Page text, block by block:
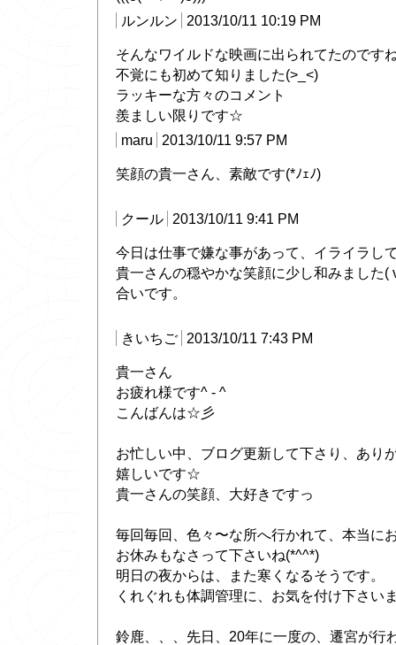
ルンルン
2013/10/11 10:19 PM
そんなワイルドな映画に出られてたのです
不覚にも初めて知りました(>_<)
ラッキーな方々のコメント
羨ましい限りです☆
maru
2013/10/11 9:57 PM
笑顔の貴一さん、素敵です(*ﾉｪﾉ)
クール 2013/10/11 9:41 PM
今日は仕事で嫌な事があって、イライラし
貴一さんの穏やかな笑顔に少し和みました(
合いです。
きいちご 2013/10/11 7:43 PM
貴一さん
お疲れ様です^ - ^
こんばんは☆彡
お忙しい中、ブログ更新して下さり、あり
嬉しいです☆
貴一さんの笑顔、大好きですっ
毎回毎回、色々〜な所へ行かれて、本当に
お休みもなさって下さいね(*^^*)
明日の夜からは、また寒くなるそうです。
くれぐれも体調管理に、お気を付け下さい
鈴鹿、、、先日、20年に一度の、遷宮が行